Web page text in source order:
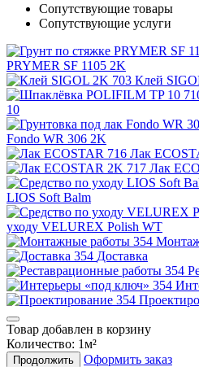
Сопутствующие товары
Сопутствующие услуги
PRYMER SF 1105 2K
Клей
10
Fondo WR 306 2K
Лак
Лак
LIOS Soft Balm
уходу VELUREX Polish WT
Доставка
Товар добавлен в корзину
Количество: 1м²
Продолжить Оформить заказ